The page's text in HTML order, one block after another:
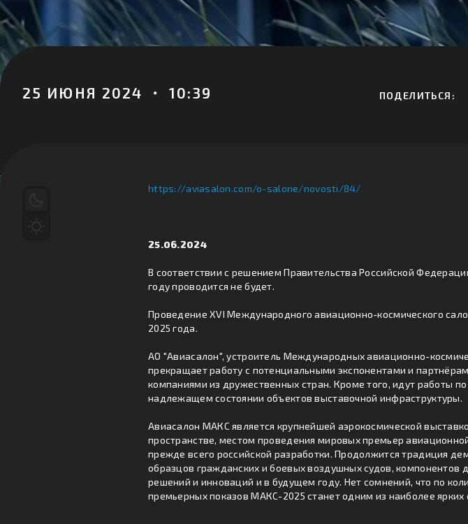
25 ИЮНЯ 2024 ・ 10:39 ПОДЕЛИТЬСЯ:
https://aviasalon.com/o-salone/novosti/84/
25.06.2024
В соответствии с решением Правительства Российской
году проводится не будет.
Проведение XVI Международного авиационно-космического
2025 года.
АО "Авиасалон", устроитель Международных авиационно-
прекращает работу с потенциальными экспонентами и
компаниями из дружественных стран. Кроме того, идут работы
надлежащем состоянии объектов выставочной инфраструктуры.
Авиасалон МАКС является крупнейшей аэрокосмической
пространстве, местом проведения мировых премьер
прежде всего российской разработки. Продолжится традиция
образцов гражданских и боевых воздушных судов, компонентов
решений и инноваций и в будущем году. Нет сомнений, что по
премьерных показов МАКС-2025 станет одним из наиболее ярких